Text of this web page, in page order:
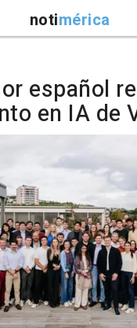
notimérica
español
en IA de